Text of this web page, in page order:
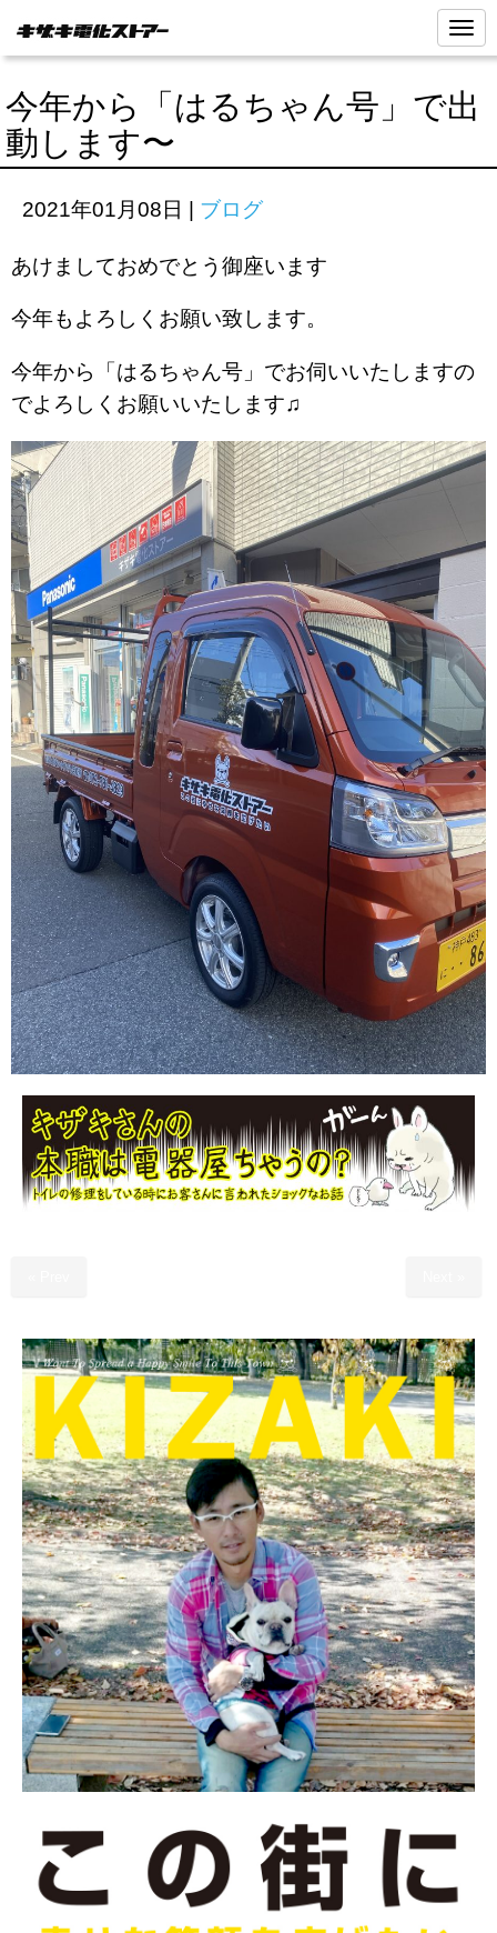
N
a
v
a
o
今年から「はるちゃん号」で出
動します〜
2021年01月08日 | ブログ
あけましておめでとう御座います
今年もよろしくお願い致します。
今年から「はるちゃん号」でお伺いいたしますの
でよろしくお願いいたします♫